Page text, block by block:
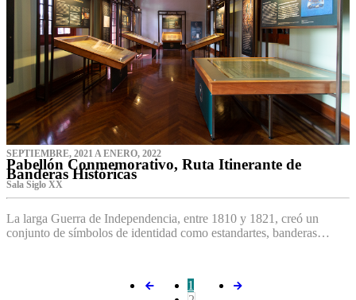
SEPTIEMBRE, 2021 A ENERO, 2022
Pabellón Conmemorativo, Ruta Itinerante de
Banderas Históricas
Sala Siglo XX
La larga Guerra de Independencia, entre 1810 y 1821, creó un
conjunto de símbolos de identidad como estandartes, banderas…
1